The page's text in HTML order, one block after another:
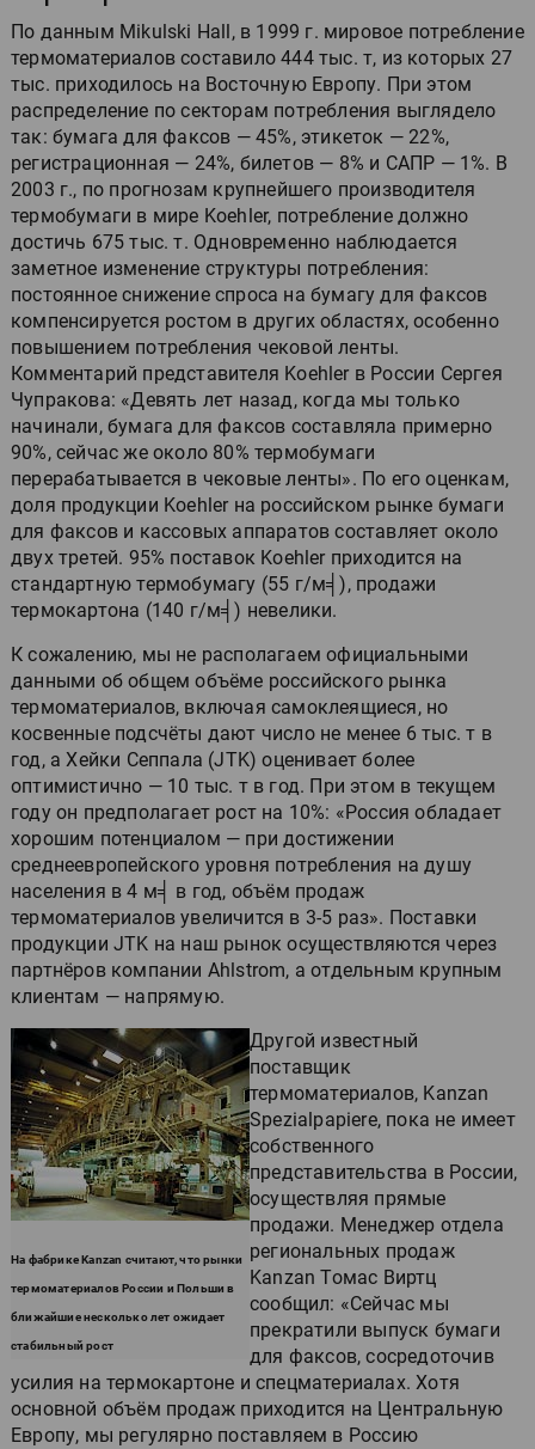
По данным Mikulski Hall, в 1999 г. мировое потребление
термоматериалов составило 444 тыс. т, из которых 27
тыс. приходилось на Восточную Европу. При этом
распределение по секторам потребления выглядело
так: бумага для факсов — 45%, этикеток — 22%,
регистрационная — 24%, билетов — 8% и САПР — 1%. В
2003 г., по прогнозам крупнейшего производителя
термобумаги в мире Koehler, потребление должно
достичь 675 тыс. т. Одновременно наблюдается
заметное изменение структуры потребления:
постоянное снижение спроса на бумагу для факсов
компенсируется ростом в других областях, особенно
повышением потребления чековой ленты.
Комментарий представителя Koehler в России Сергея
Чупракова: «Девять лет назад, когда мы только
начинали, бумага для факсов составляла примерно
90%, сейчас же около 80% термобумаги
перерабатывается в чековые ленты». По его оценкам,
доля продукции Koehler на российском рынке бумаги
для факсов и кассовых аппаратов составляет около
двух третей. 95% поставок Koehler приходится на
стандартную термобумагу (55 г/м╡), продажи
термокартона (140 г/м╡) невелики.
К сожалению, мы не располагаем официальными
данными об общем объёме российского рынка
термоматериалов, включая самоклеящиеся, но
косвенные подсчёты дают число не менее 6 тыс. т в
год, а Хейки Сеппала (JTK) оценивает более
оптимистично — 10 тыс. т в год. При этом в текущем
году он предполагает рост на 10%: «Россия обладает
хорошим потенциалом — при достижении
среднеевропейского уровня потребления на душу
населения в 4 м╡ в год, объём продаж
термоматериалов увеличится в 3-5 раз». Поставки
продукции JTK на наш рынок осуществляются через
партнёров компании Ahlstrom, а отдельным крупным
клиентам — напрямую.
На фабрике Kanzan считают, что рынки
термоматериалов России и Польши в
ближайшие несколько лет ожидает
стабильный рост
Другой известный
поставщик
термоматериалов, Kanzan
Spezialpapiere, пока не имеет
собственного
представительства в России,
осуществляя прямые
продажи. Менеджер отдела
региональных продаж
Kanzan Томас Виртц
сообщил: «Сейчас мы
прекратили выпуск бумаги
для факсов, сосредоточив
усилия на термокартоне и спецматериалах. Хотя
основной объём продаж приходится на Центральную
Европу, мы регулярно поставляем в Россию